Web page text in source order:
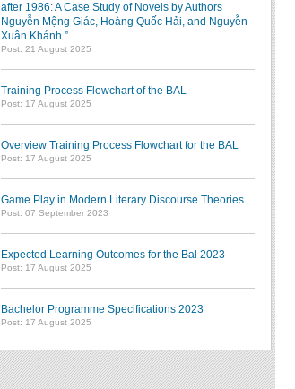
after 1986: A Case Study of Novels by Authors
Nguyễn Mộng Giác, Hoàng Quốc Hải, and Nguyễn
Xuân Khánh.”
Post: 21 August 2025
Training Process Flowchart of the BAL
Post: 17 August 2025
Overview Training Process Flowchart for the BAL
Post: 17 August 2025
Game Play in Modern Literary Discourse Theories
Post: 07 September 2023
Expected Learning Outcomes for the Bal 2023
Post: 17 August 2025
Bachelor Programme Specifications 2023
Post: 17 August 2025